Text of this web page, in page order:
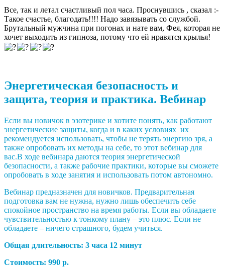
Все, так и летал счастливый пол часа. Проснувшись , сказал :-
Такое счастье, благодать!!!! Надо завязывать со службой.
Брутальный мужчина при погонах и нате вам, Фея, которая не
хочет выходить из гипноза, потому что ей нравятся крылья!
Энергетическая безопасность и
защита, теория и практика. Вебинар
Если вы новичок в эзотерике и хотите понять, как работают
энергетические защиты, когда и в каких условиях их
рекомендуется использовать, чтобы не терять энергию зря, а
также опробовать их методы на себе, то этот вебинар для
вас.В ходе вебинара даются теория энергетической
безопасности, а также рабочие практики, которые вы сможете
опробовать в ходе занятия и использовать потом автономно.
Вебинар предназначен для новичков. Предварительная
подготовка вам не нужна, нужно лишь обеспечить себе
спокойное пространство на время работы. Если вы обладаете
чувствительностью к тонкому плану – это плюс. Если не
обладаете – ничего страшного, будем учиться.
Общая длительность: 3 часа 12 минут
Стоимость: 990 р.